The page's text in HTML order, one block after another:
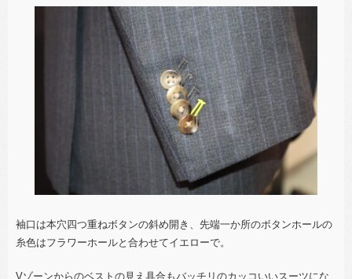
袖口は本穴四つ重ねボタンの斜め開き、先端一か所のボタンホールの
糸色はフラワーホールと合わせてイエローで。
Vゾーンからのベストの見え具合もバッチリのカッコいいスーツにな